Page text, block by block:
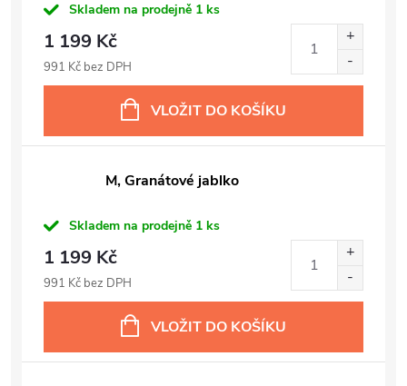
Skladem na prodejně 1 ks
1 199 Kč
991 Kč bez DPH
VLOŽIT DO KOŠÍKU
M, Granátové jablko
Skladem na prodejně 1 ks
1 199 Kč
991 Kč bez DPH
VLOŽIT DO KOŠÍKU